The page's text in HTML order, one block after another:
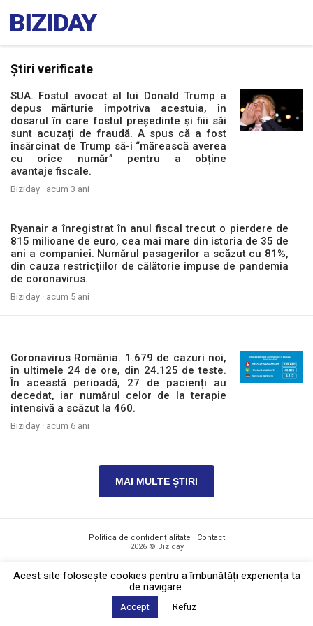
Știri verificate
SUA. Fostul avocat al lui Donald Trump a
depus mărturie împotriva acestuia, în
dosarul în care fostul președinte și fiii săi
sunt acuzați de fraudă. A spus că a fost
însărcinat de Trump să-i “mărească averea
cu orice număr” pentru a obține
avantaje fiscale.
Biziday · acum 3 ani
Ryanair a înregistrat în anul fiscal trecut o pierdere de
815 milioane de euro, cea mai mare din istoria de 35 de
ani a companiei. Numărul pasagerilor a scăzut cu 81%,
din cauza restricțiilor de călătorie impuse de pandemia
de coronavirus.
Biziday · acum 5 ani
Coronavirus România. 1.679 de cazuri noi,
în ultimele 24 de ore, din 24.125 de teste.
În această perioadă, 27 de pacienți au
decedat, iar numărul celor de la terapie
intensivă a scăzut la 460.
Biziday · acum 6 ani
MAI MULTE ȘTIRI
Politica de confidențialitate · Contact
2026 © Biziday
Acest site foloseşte cookies pentru a îmbunătăți experiența ta
de navigare.
Accept Refuz